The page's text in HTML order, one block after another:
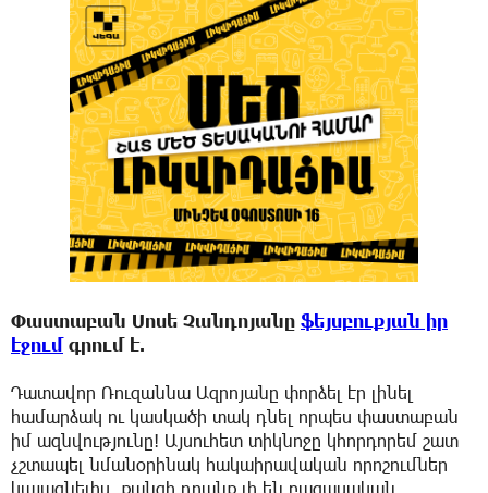
Փաստաբան Սոսե Չանդոյանը ֆեյսբուքյան իր
էջումգրում է.
Դատավոր Ռուզաննա Ազրոյանը փորձել էր լինել
համարձակ ու կասկածի տակ դնել որպես փաստաբան
իմ ազնվությունը! Այսուհետ տիկնոջը կհորդորեմ շատ
չշտապել նմանօրինակ հակաիրավական որոշումներ
կայացնելիս, քանզի դրանք լի են բացասական